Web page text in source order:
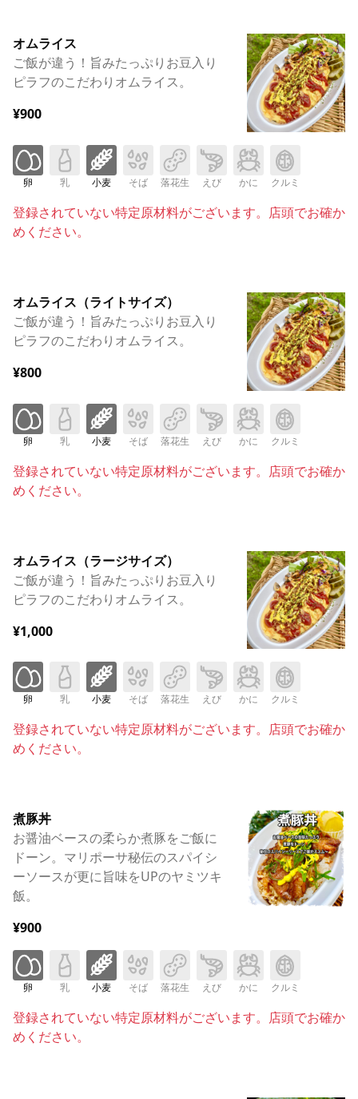
オムライス
ご飯が違う！旨みたっぷりお豆入り
ピラフのこだわりオムライス。
¥900
卵 乳 小麦 そば 落花生 えび かに クルミ
登録されていない特定原材料がございます。店頭でお確か
めください。
オムライス（ライトサイズ）
ご飯が違う！旨みたっぷりお豆入り
ピラフのこだわりオムライス。
¥800
卵 乳 小麦 そば 落花生 えび かに クルミ
登録されていない特定原材料がございます。店頭でお確か
めください。
オムライス（ラージサイズ）
ご飯が違う！旨みたっぷりお豆入り
ピラフのこだわりオムライス。
¥1,000
卵 乳 小麦 そば 落花生 えび かに クルミ
登録されていない特定原材料がございます。店頭でお確か
めください。
煮豚丼
お醤油ベースの柔らか煮豚をご飯に
ドーン。マリポーサ秘伝のスパイシ
ーソースが更に旨味をUPのヤミツキ
飯。
¥900
卵 乳 小麦 そば 落花生 えび かに クルミ
登録されていない特定原材料がございます。店頭でお確か
めください。